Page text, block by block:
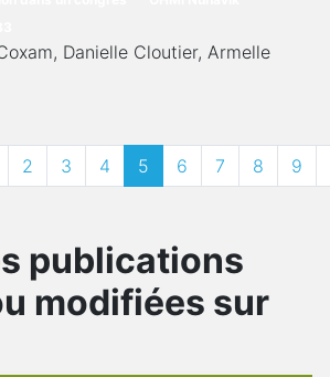
Danielle Cloutier, Armelle
2 3 4 5 6 7 8 9
publications
modifiées sur